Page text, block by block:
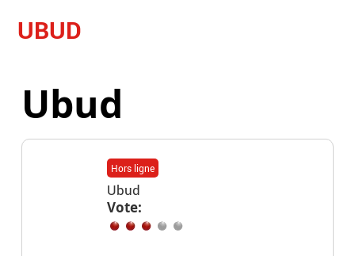
UBUD
Ubud
Hors ligne
Ubud
Vote: